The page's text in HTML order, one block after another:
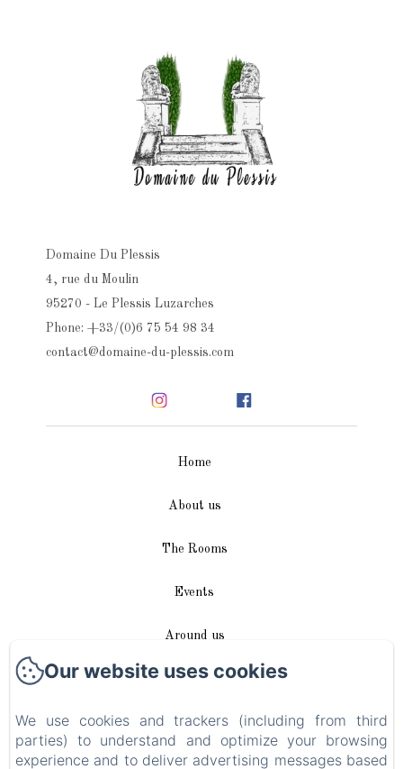
Domaine Du Plessis
4, rue du Moulin
95270 - Le Plessis Luzarches
Phone: +33/(0)6 75 54 98 34
contact@domaine-du-plessis.com
Home
About us
The Rooms
Events
Around us
Access / Contact
Plan du site
Blog
Our website uses cookies
We use cookies and trackers (including from third
parties) to understand and optimize your browsing
experience and to deliver advertising messages based